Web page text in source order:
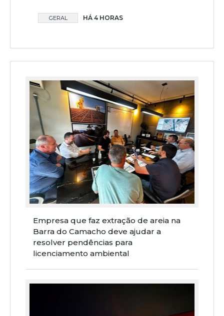
GERAL HÁ 4 HORAS
Empresa que faz extração de areia na
Barra do Camacho deve ajudar a
resolver pendências para
licenciamento ambiental